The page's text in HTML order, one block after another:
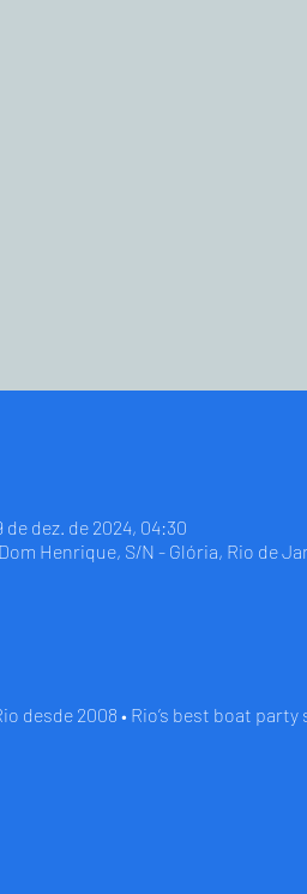
de dez. de 2024, 04:30
Henrique, S/N - Glória, Rio de
desde 2008 • Rio’s best boat party